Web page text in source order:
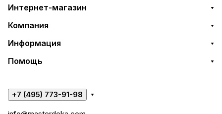
Интернет-магазин
Компания
Информация
Помощь
+7 (495) 773-91-98